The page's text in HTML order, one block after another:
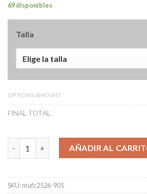
69 disponibles
Talla
OPTIONS AMOUNT
FINAL TOTAL
Camiseta Manchester United Rosas
AÑADIR AL
SKU:mufc2526-905